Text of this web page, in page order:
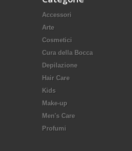
Accessori
Arte
Cosmetici
Cura della Bocca
Depilazione
Hair Care
Kids
Make-up
Men's Care
Profumi